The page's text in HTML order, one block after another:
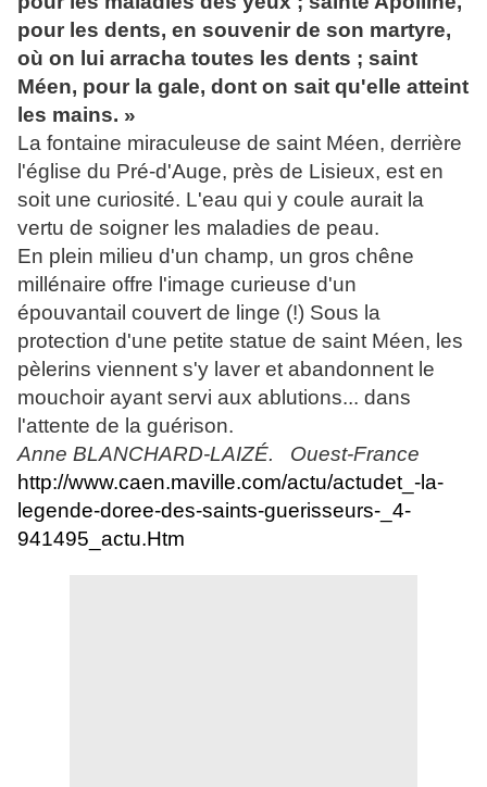
pour les dents, en souvenir de son martyre,
où on lui arracha toutes les dents ; saint
Méen, pour la gale, dont on sait qu'elle atteint
les mains. »
La fontaine miraculeuse de saint Méen, derrière
l'église du Pré-d'Auge, près de Lisieux, est en
soit une curiosité. L'eau qui y coule aurait la
vertu de soigner les maladies de peau.
En plein milieu d'un champ, un gros chêne
millénaire offre l'image curieuse d'un
épouvantail couvert de linge (!) Sous la
protection d'une petite statue de saint Méen, les
pèlerins viennent s'y laver et abandonnent le
mouchoir ayant servi aux ablutions... dans
l'attente de la guérison.
Anne BLANCHARD-LAIZÉ. Ouest-France
http://www.caen.maville.com/actu/actudet_-la-
legende-doree-des-saints-guerisseurs-_4-
941495_actu.Htm